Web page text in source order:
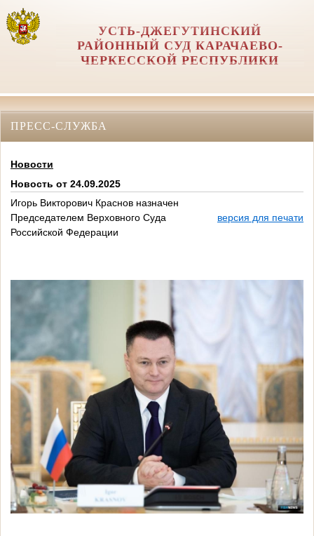
УСТЬ-ДЖЕГУТИНСКИЙ
РАЙОННЫЙ СУД КАРАЧАЕВО-
ЧЕРКЕССКОЙ РЕСПУБЛИКИ
ПРЕСС-СЛУЖБА
Новости
Новость от 24.09.2025
Игорь Викторович Краснов назначен
Председателем Верховного Суда
Российской Федерации
версия для печати